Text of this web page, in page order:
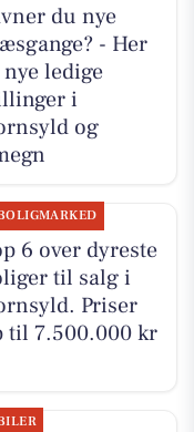
du nye
- Her
ledige
i
og
6 over dyreste
til salg i
Priser
til 7.500.000 kr